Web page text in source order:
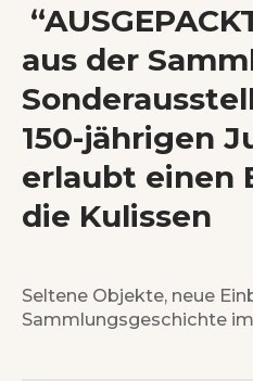
aus der
150-jährigen
erlaubt einen
die Kulissen
Seltene Objekte, neue
Sammlungsgeschichte